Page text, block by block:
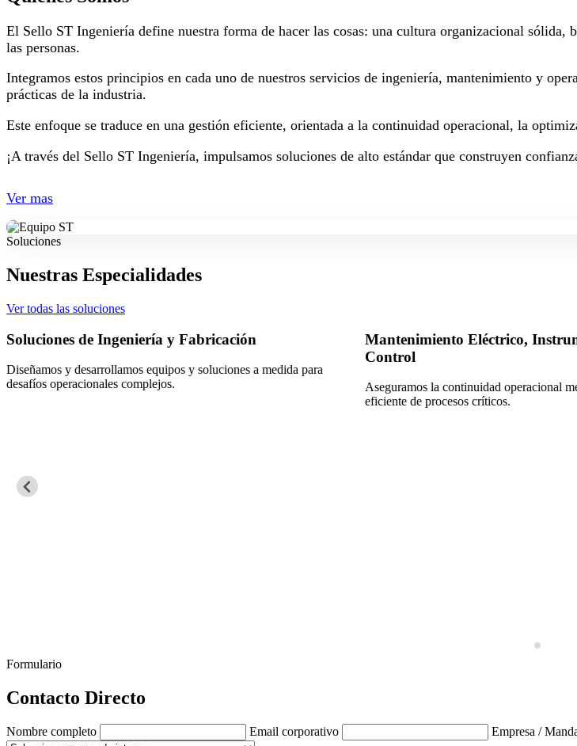
El Sello ST Ingeniería define nuestra forma de hacer las cosas: una cultura organizacional
las personas.
Integramos estos principios en cada uno de nuestros servicios de ingeniería, mantenimiento y
prácticas de la industria.
Este enfoque se traduce en una gestión eficiente, orientada a la continuidad operacional, la
¡A través del Sello ST Ingeniería, impulsamos soluciones de alto estándar que construyen
Ver mas
Soluciones
Nuestras Especialidades
Ver todas las soluciones
Soluciones de Ingeniería y Fabricación
Diseñamos y desarrollamos equipos y soluciones a medida para
desafíos operacionales complejos.
Mantenimiento Eléctrico,
Control
Aseguramos la continuidad operacional
eficiente de procesos críticos.
Formulario
Contacto Directo
Nombre completo Email corporativo Empresa /